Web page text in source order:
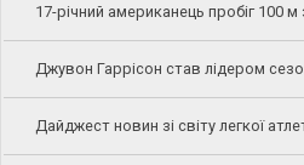
17-річний американець пробіг 100 м
Джувон Гаррісон став лідером
Дайджест новин зі світу легкої